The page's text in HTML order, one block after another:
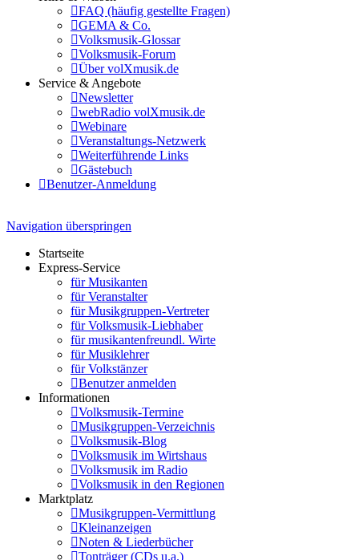
FAQ (häufig gestellte Fragen)
GEMA & Co.
Volksmusik-Glossar
Volksmusik-Forum
Über volXmusik.de
Service & Angebote
Newsletter
webRadio volXmusik.de
Webinare
Veranstaltungs-Netzwerk
Weiterführende Links
Gästebuch
Benutzer-Anmeldung
Navigation überspringen
Startseite
Express-Service
für Musikanten
für Veranstalter
für Musikgruppen-Vertreter
für Volksmusik-Liebhaber
für musikantenfreundl. Wirte
für Musiklehrer
für Volkstänzer
Benutzer anmelden
Informationen
Volksmusik-Termine
Musikgruppen-Verzeichnis
Volksmusik-Blog
Volksmusik im Wirtshaus
Volksmusik im Radio
Volksmusik in den Regionen
Marktplatz
Musikgruppen-Vermittlung
Kleinanzeigen
Noten & Liederbücher
Tonträger (CDs u.a.)